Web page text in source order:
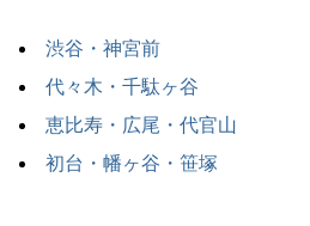
渋谷・神宮前
代々木・千駄ヶ谷
恵比寿・広尾・代官山
初台・幡ヶ谷・笹塚